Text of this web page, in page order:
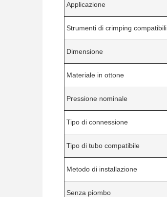
Applicazione
Strumenti di crimping compatibili
Dimensione
Materiale in ottone
Pressione nominale
Tipo di connessione
Tipo di tubo compatibile
Metodo di installazione
Senza piombo